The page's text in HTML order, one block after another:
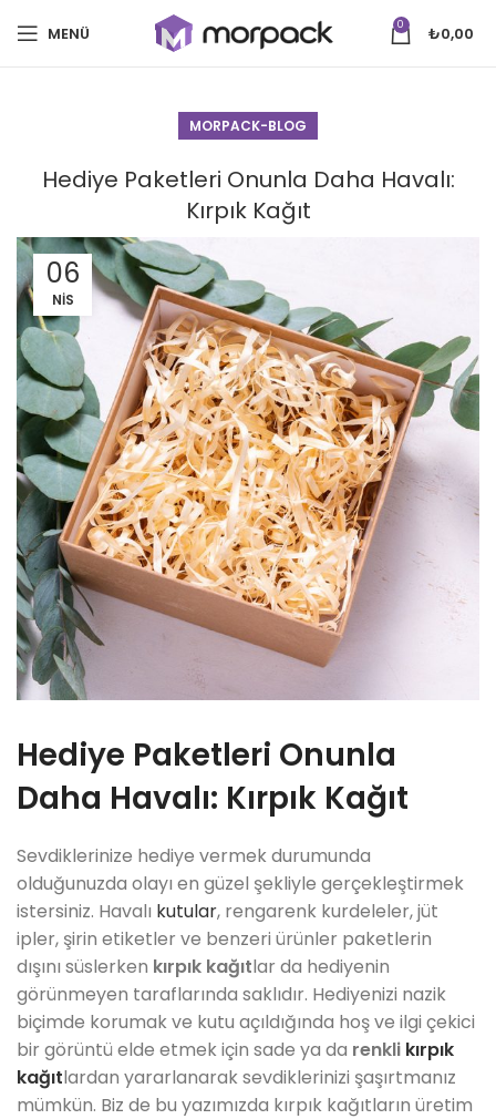
MENÜ 0 ₺0,00
MORPACK-BLOG
Hediye Paketleri Onunla Daha Havalı:
Kırpık Kağıt
06
NIS
Hediye Paketleri Onunla
Daha Havalı: Kırpık Kağıt
Sevdiklerinize hediye vermek durumunda
olduğunuzda olayı en güzel şekliyle gerçekleştirmek
istersiniz. Havalı kutular, rengarenk kurdeleler, jüt
ipler, şirin etiketler ve benzeri ürünler paketlerin
dışını süslerken kırpık kağıtlar da hediyenin
görünmeyen taraflarında saklıdır. Hediyenizi nazik
biçimde korumak ve kutu açıldığında hoş ve ilgi çekici
bir görüntü elde etmek için sade ya da renkli kırpık
kağıtlardan yararlanarak sevdiklerinizi şaşırtmanız
mümkün. Biz de bu yazımızda kırpık kağıtların üretim